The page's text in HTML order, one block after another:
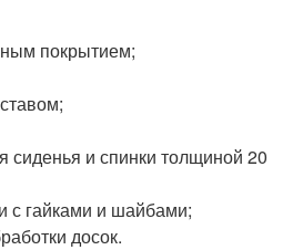
покрытием;
сиденья и спинки толщиной 20
с гайками и шайбами;
досок.